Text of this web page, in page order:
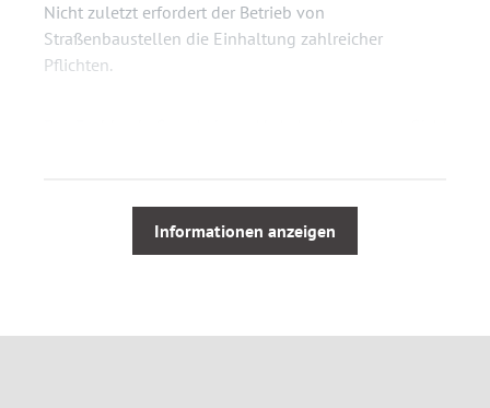
Nicht zuletzt erfordert der Betrieb von
Straßenbaustellen die Einhaltung zahlreicher
Pflichten.
Entscheidungssammlung. Damit haben Sie alle
Informationen zur Verkehrssicherungspflicht schnell
Informationen anzeigen